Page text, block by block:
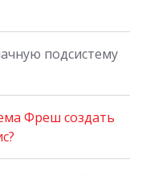
подсистему
Фреш создать